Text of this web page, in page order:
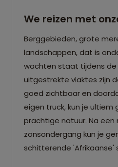
We reizen met
Berggebieden, grote
landschappen, dat is
wachten staat tijdens de
uitgestrekte vlaktes zijn
goed zichtbaar en
eigen truck, kun je ultiem
prachtige natuur. Na een
zonsondergang kun je
schitterende 'Afrikaanse'